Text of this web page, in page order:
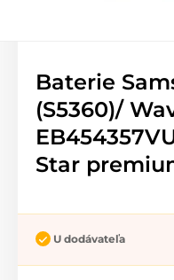
Baterie
(S5360)/
Star
U dodávateľa